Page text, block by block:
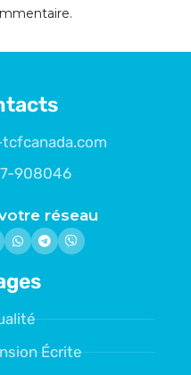
908046
réseau
Écrite